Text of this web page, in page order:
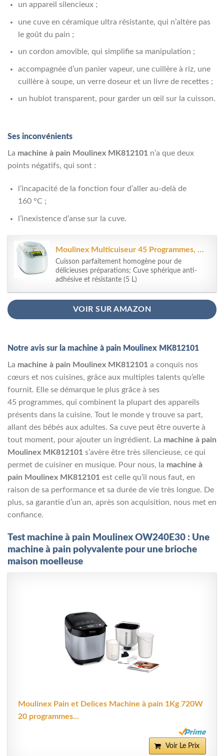
un appareil silencieux ;
une cuve en céramique ultra résistante, qui n’altère pas
le goût du pain ;
un cordon amovible, qui simplifie sa manipulation ;
accompagnée d’un panier vapeur, une cuillère à riz, une
cuillère à soupe, un verre doseur et un livre de recettes ;
un hublot transparent, pour garder un œil sur la cuisson.
Ses inconvénients
La machine à pain Moulinex MK812101 n’a que deux
points négatifs, qui sont :
l’incapacité de la fonction four d’aller au-delà de
160 °C ;
l’inexistence d’anse sur la cuve.
Moulinex Multicuiseur 45 Programmes, Cuiseur Riz, Cuiseur Vapeur, 5 L, Cuve...
Cuisson parfaitement homogène pour de
délicieuses préparations; Cuve sphérique anti-
adhésive et résistante (5 L)
VOIR SUR AMAZON
Notre avis sur la machine à pain Moulinex MK812101
La machine à pain Moulinex MK812101 a conquis nos
cœurs et nos cuisines, grâce aux multiples talents qu’elle
fournit. Elle se démarque le plus grâce à ses
45 programmes, qui combinent la plupart des appareils
présents dans la cuisine. Tout le monde y trouve sa part,
allant des bébés aux adultes. Sa cuve peut être ouverte à
tout moment, pour ajouter un ingrédient. La machine à pain
Moulinex MK812101 s’avère être très silencieuse, ce qui
permet de cuisiner en musique. Pour nous, la machine à
pain Moulinex MK812101 est celle qu’il nous faut, en
raison de sa performance et sa durée de vie très longue. De
plus, sa garantie d’un an, après son acquisition, nous met en
confiance.
Test machine à pain Moulinex OW240E30 : Une
machine à pain polyvalente pour une brioche
maison moelleuse
Moulinex Pain et Delices Machine à pain 1Kg 720W
20 programmes...
Voir Le Prix